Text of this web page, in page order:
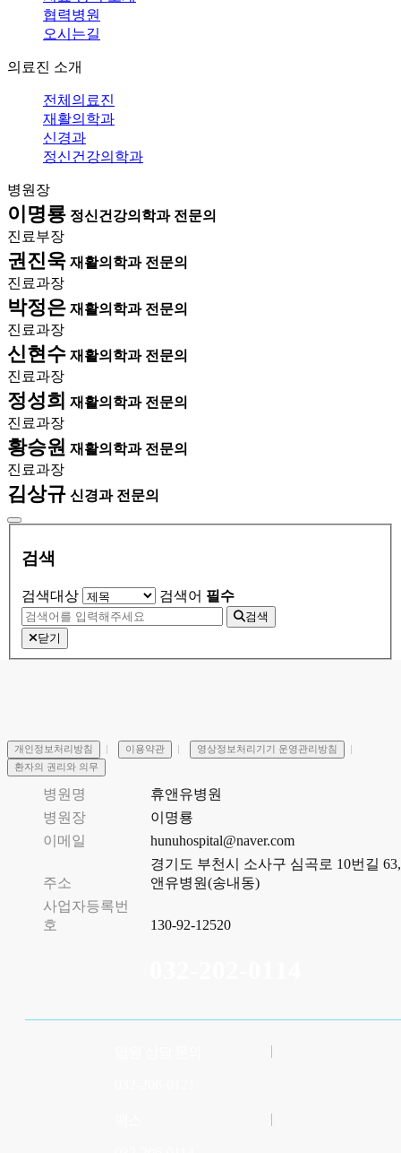
협력병원
오시는길
의료진 소개
전체의료진
재활의학과
신경과
정신건강의학과
병원장
이명룡 정신건강의학과 전문의
진료부장
권진욱 재활의학과 전문의
진료과장
박정은 재활의학과 전문의
진료과장
신현수 재활의학과 전문의
진료과장
정성희 재활의학과 전문의
진료과장
황승원 재활의학과 전문의
진료과장
김상규 신경과 전문의
검색
검색대상 검색어 필수
검색
닫기
개인정보처리방침 이용약관
영상정보처리기기 운영관리방침
환자의 권리와 의무
병원명
휴앤유병원
병원장
이명룡
이메일
hunuhospital@naver.com
주소
경기도 부천시 소사구 심곡로 10번길
앤유병원(송내동)
사업자등록번
호
130-92-12520